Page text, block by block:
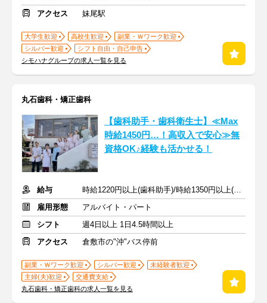
アクセス
妹尾駅
大学生歓迎 高校生歓迎
副業・Ｗワーク歓迎
シルバー歓迎
シフト自由・自己申告
シモハナグループの求人一覧を見る
丸石歯科・矯正歯科
【歯科助手・歯科衛生士】≪Max
時給1450円…！高収入で安心≫無
資格OK♪経験も活かせる！
給与
時給1220円以上(歯科助手)/時給1350円以上(歯科衛生士)+交通費
雇用形態
アルバイト・パート
シフト
週4日以上 1日4.5時間以上
アクセス
倉敷市の"沖"バス停前
副業・Ｗワーク歓迎 シルバー歓迎
未経験者歓迎
主婦(夫)歓迎
交通費支給
丸石歯科・矯正歯科の求人一覧を見る